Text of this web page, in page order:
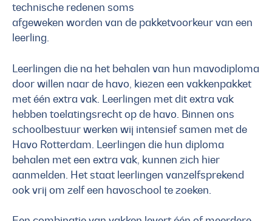
technische redenen soms
afgeweken worden van de pakketvoorkeur van een
leerling.
Leerlingen die na het behalen van hun mavodiploma
door willen naar de havo, kiezen een vakkenpakket
met één extra vak. Leerlingen met dit extra vak
hebben toelatingsrecht op de havo. Binnen ons
schoolbestuur werken wij intensief samen met de
Havo Rotterdam. Leerlingen die hun diploma
behalen met een extra vak, kunnen zich hier
aanmelden. Het staat leerlingen vanzelfsprekend
ook vrij om zelf een havoschool te zoeken.